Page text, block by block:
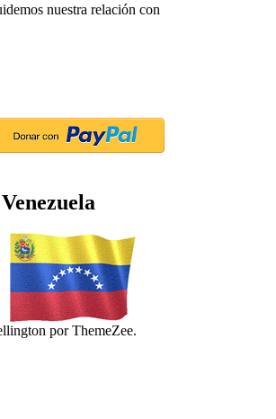
nuestra relación con
por ThemeZee.